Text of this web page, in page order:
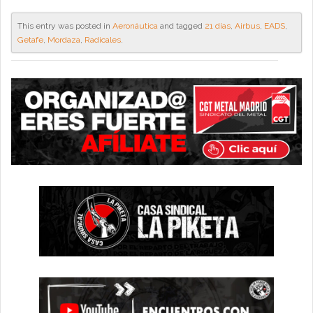
This entry was posted in Aeronáutica and tagged 21 días Airbus EADS
Getafe Mordaza Radicales